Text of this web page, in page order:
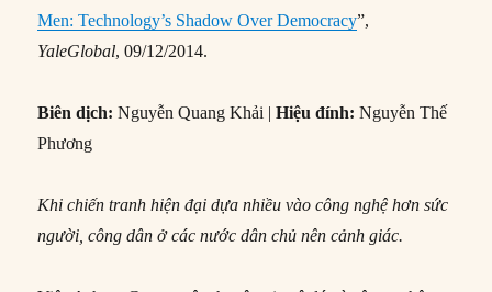
Men: Technology’s Shadow Over Democracy”,
YaleGlobal, 09/12/2014.
Biên dịch: Nguyễn Quang Khải |Hiệu đính: Nguyễn Thế
Phương
Khi chiến tranh hiện đại dựa nhiều vào công nghệ hơn sức
người, công dân ở các nước dân chủ nên cảnh giác.